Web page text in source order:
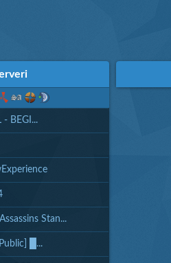
- BEGI...
Stan...
█...